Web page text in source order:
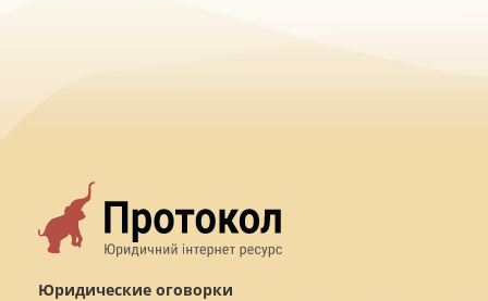
Юридические оговорки